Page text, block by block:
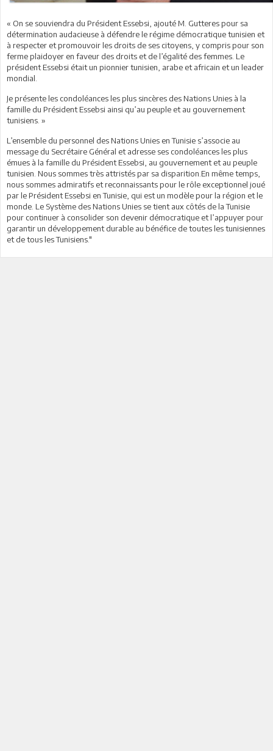
« On se souviendra du Président Essebsi, ajouté M. Gutteres pour sa
détermination audacieuse à défendre le régime démocratique tunisien et
à respecter et promouvoir les droits de ses citoyens, y compris pour son
ferme plaidoyer en faveur des droits et de l’égalité des femmes. Le
président Essebsi était un pionnier tunisien, arabe et africain et un leader
mondial.
Je présente les condoléances les plus sincères des Nations Unies à la
famille du Président Essebsi ainsi qu’au peuple et au gouvernement
tunisiens. »
L’ensemble du personnel des Nations Unies en Tunisie s’associe au
message du Secrétaire Général et adresse ses condoléances les plus
émues à la famille du Président Essebsi, au gouvernement et au peuple
tunisien. Nous sommes très attristés par sa disparition.En même temps,
nous sommes admiratifs et reconnaissants pour le rôle exceptionnel joué
par le Président Essebsi en Tunisie, qui est un modèle pour la région et le
monde. Le Système des Nations Unies se tient aux côtés de la Tunisie
pour continuer à consolider son devenir démocratique et l’appuyer pour
garantir un développement durable au bénéfice de toutes les tunisiennes
et de tous les Tunisiens."